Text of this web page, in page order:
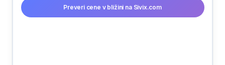
Preveri cene v bližini na Sivix.com